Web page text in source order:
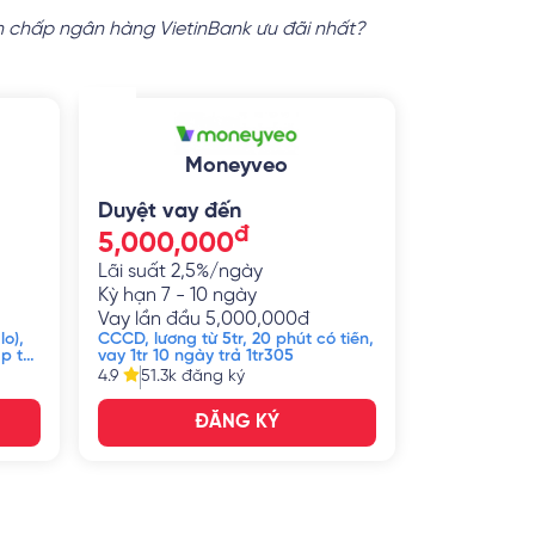
ngân hàng VietinBank ưu đãi nhất?
từ
Moneyveo
Duyệt vay đến
5,000,000đ
Lãi suất 2,5%/ngày
Kỳ hạn 7 - 10 ngày
Vay lần đầu 5,000,000đ
CCCD, lương từ 5tr, 20 phút có tiền,
vay 1tr 10 ngày trả 1tr305
4.9
51.3k đăng ký
ĐĂNG KÝ